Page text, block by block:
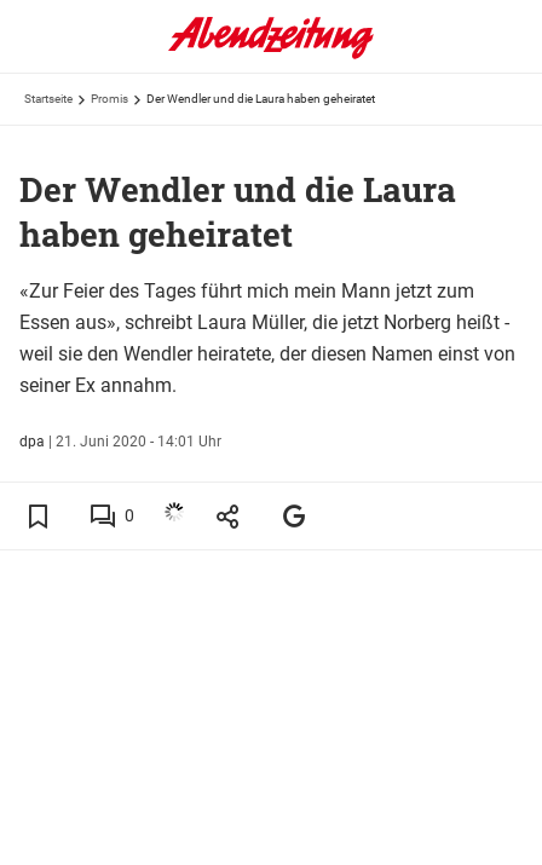
Startseite Promis Der Wendler und die Laura haben geheiratet
Der Wendler und die Laura
haben geheiratet
«Zur Feier des Tages führt mich mein Mann jetzt zum
Essen aus», schreibt Laura Müller, die jetzt Norberg heißt -
weil sie den Wendler heiratete, der diesen Namen einst von
seiner Ex annahm.
dpa | 21. Juni 2020 - 14:01 Uhr
0